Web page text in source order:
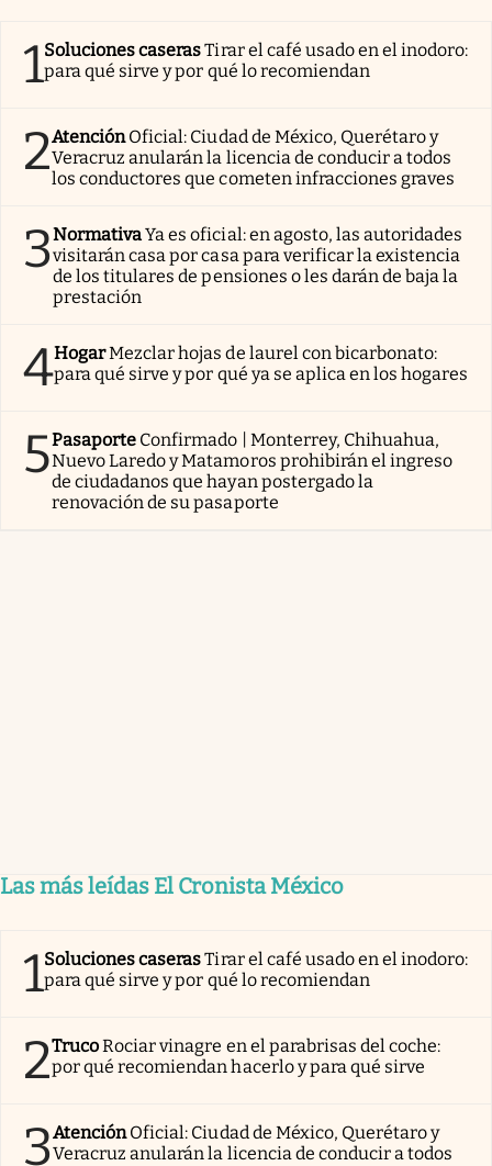
1Soluciones caserasTirar el café usado en el inodoro:
para qué sirve y por qué lo recomiendan
2AtenciónOficial: Ciudad de México, Querétaro y
Veracruz anularán la licencia de conducir a todos
los conductores que cometen infracciones graves
3NormativaYa es oficial: en agosto, las autoridades
visitarán casa por casa para verificar la existencia
de los titulares de pensiones o les darán de baja la
prestación
4HogarMezclar hojas de laurel con bicarbonato:
para qué sirve y por qué ya se aplica en los hogares
5Pasaporte Confirmado | Monterrey, Chihuahua,
Nuevo Laredo y Matamoros prohibirán el ingreso
de ciudadanos que hayan postergado la
renovación de su pasaporte
Las más leídas El Cronista México
1Soluciones caserasTirar el café usado en el inodoro:
para qué sirve y por qué lo recomiendan
2TrucoRociar vinagre en el parabrisas del coche:
por qué recomiendan hacerlo y para qué sirve
3AtenciónOficial: Ciudad de México, Querétaro y
Veracruz anularán la licencia de conducir a todos